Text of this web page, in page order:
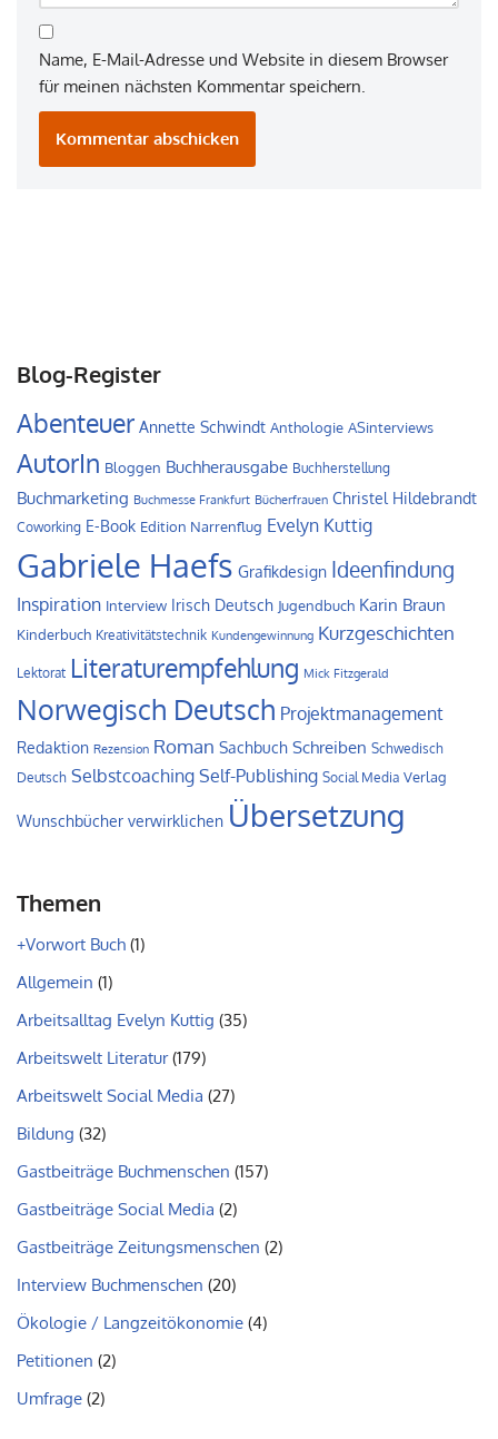
Name, E-Mail-Adresse und Website in diesem Browser
für meinen nächsten Kommentar speichern.
Blog-Register
Abenteuer Annette Schwindt Anthologie ASinterviews
AutorIn Bloggen Buchherausgabe Buchherstellung
Buchmarketing Buchmesse Frankfurt Bücherfrauen Christel Hildebrandt
Coworking E-Book Edition Narrenflug Evelyn Kuttig
Gabriele Haefs Grafikdesign Ideenfindung
Inspiration Interview Irisch Deutsch Jugendbuch Karin Braun
Kinderbuch Kreativitätstechnik Kundengewinnung Kurzgeschichten
Lektorat Literaturempfehlung Mick Fitzgerald
Norwegisch Deutsch Projektmanagement
Redaktion Rezension Roman Sachbuch Schreiben Schwedisch
Deutsch Selbstcoaching Self-Publishing Social Media Verlag
Wunschbücher verwirklichen Übersetzung
Themen
+Vorwort Buch (1)
Allgemein (1)
Arbeitsalltag Evelyn Kuttig (35)
Arbeitswelt Literatur(179)
Arbeitswelt Social Media (27)
Bildung (32)
Gastbeiträge Buchmenschen (157)
Gastbeiträge Social Media (2)
Gastbeiträge Zeitungsmenschen (2)
Interview Buchmenschen (20)
Ökologie / Langzeitökonomie (4)
Petitionen (2)
Umfrage (2)